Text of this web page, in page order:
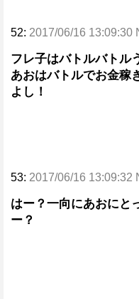
52: 2017/06/16 13:09:30
フレ子はバトルバトル
あおはバトルでお金稼
よし！
53: 2017/06/16 13:09:32
はー？一向にあおにと
ー？